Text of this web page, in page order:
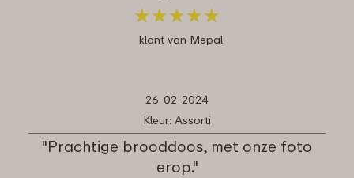
★★★★★
★★★★★
klant van Mepal
26-02-2024
Kleur: Assorti
"Prachtige brooddoos, met onze foto
erop."